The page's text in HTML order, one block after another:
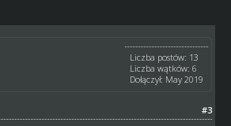
Liczba postów: 13
Liczba wątków: 6
Dołączył: May 2019
#3